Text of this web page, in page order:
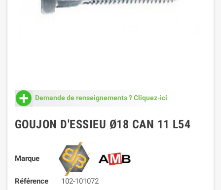
Demande de renseignements ? Cliquez-ici
GOUJON D'ESSIEU Ø18 CAN 11 L54
Marque
Référence 102-101072